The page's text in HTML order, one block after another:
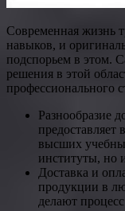
Современная жизнь
навыков, и
подспорьем в этом.
решения в этой
профессионального
Разнообразие
предоставляет
высших
институты, но
Доставка и
продукции в
делают